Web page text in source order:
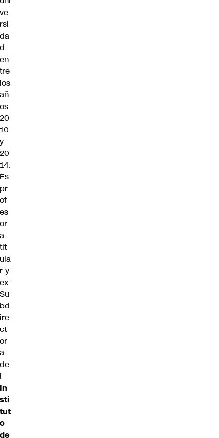
ve
rsi
da
d
en
tre
los
añ
os
20
10
y
20
14.
Es
pr
of
es
or
a
tit
ula
r y
ex
Su
bd
ire
ct
or
a
de
l
In
sti
tut
o
de